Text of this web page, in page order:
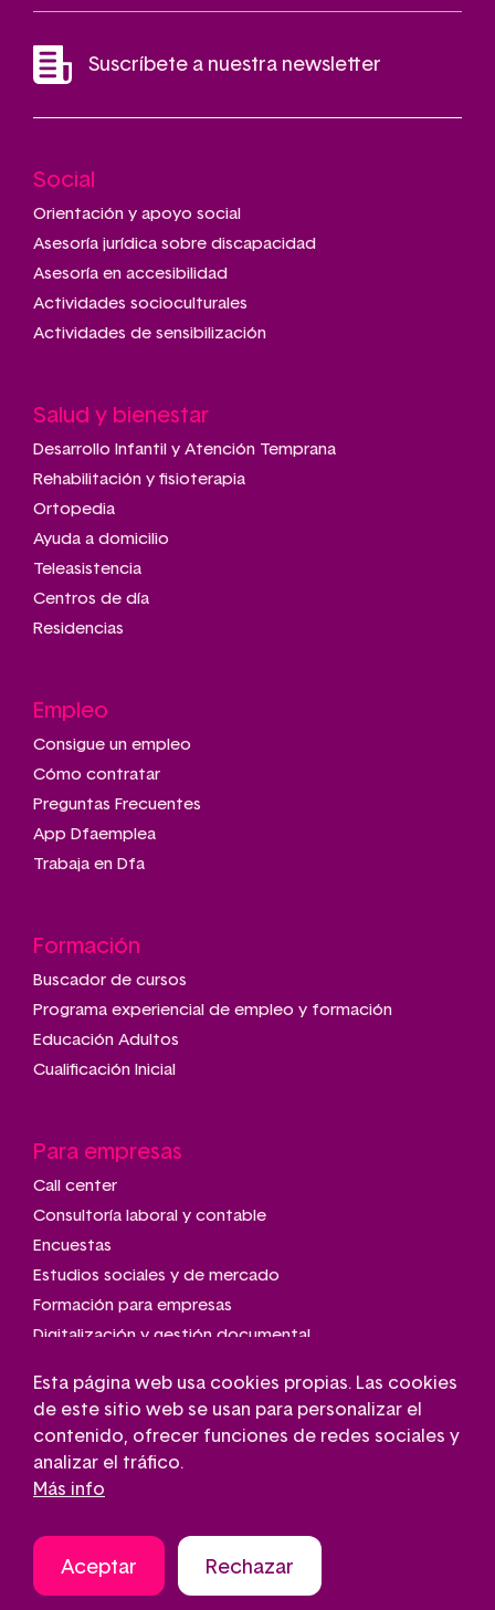
Suscríbete a nuestra newsletter
Main
navigation
Social
Orientación y apoyo social
Asesoría jurídica sobre discapacidad
Asesoría en accesibilidad
Actividades socioculturales
Actividades de sensibilización
Salud y bienestar
Desarrollo Infantil y Atención Temprana
Rehabilitación y fisioterapia
Ortopedia
Ayuda a domicilio
Teleasistencia
Centros de día
Residencias
Empleo
Consigue un empleo
Cómo contratar
Preguntas Frecuentes
App Dfaemplea
Trabaja en Dfa
Formación
Buscador de cursos
Programa experiencial de empleo y formación
Educación Adultos
Cualificación Inicial
Para empresas
Call center
Consultoría laboral y contable
Encuestas
Estudios sociales y de mercado
Formación para empresas
Digitalización y gestión documental
Transporte adaptado
Gestión de parkings
Conserjería
Pie
Aviso legal Contacto
Política de cookies
Política de privacidad
Esta página web usa cookies propias. Las cookies
de este sitio web se usan para personalizar el
contenido, ofrecer funciones de redes sociales y
analizar el tráfico.
Más info
Aceptar Rechazar